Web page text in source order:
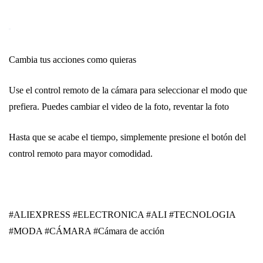
Cambia tus acciones como quieras
Use el control remoto de la cámara para seleccionar el modo que
prefiera. Puedes cambiar el video de la foto, reventar la foto
Hasta que se acabe el tiempo, simplemente presione el botón del
control remoto para mayor comodidad.
#ALIEXPRESS #ELECTRONICA #ALI #TECNOLOGIA
#MODA #CÁMARA #Cámara de acción